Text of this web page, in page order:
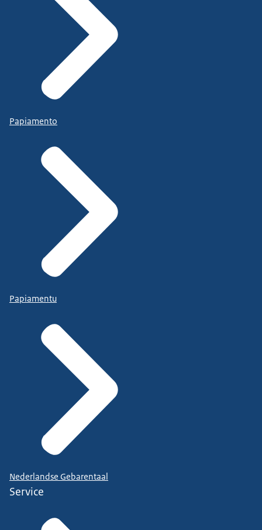
Papiamento
Papiamentu
Nederlandse Gebarentaal
Service